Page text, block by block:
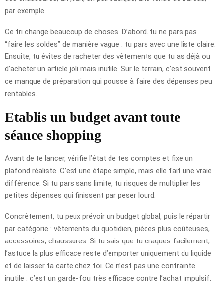
par exemple.
Ce tri change beaucoup de choses. D’abord, tu ne pars pas
“faire les soldes” de manière vague : tu pars avec une liste claire.
Ensuite, tu évites de racheter des vêtements que tu as déjà ou
d’acheter un article joli mais inutile. Sur le terrain, c’est souvent
ce manque de préparation qui pousse à faire des dépenses peu
rentables.
Etablis un budget avant toute
séance shopping
Avant de te lancer, vérifie l’état de tes comptes et fixe un
plafond réaliste. C’est une étape simple, mais elle fait une vraie
différence. Si tu pars sans limite, tu risques de multiplier les
petites dépenses qui finissent par peser lourd.
Concrètement, tu peux prévoir un budget global, puis le répartir
par catégorie : vêtements du quotidien, pièces plus coûteuses,
accessoires, chaussures. Si tu sais que tu craques facilement,
l’astuce la plus efficace reste d’emporter uniquement du liquide
et de laisser ta carte chez toi. Ce n’est pas une contrainte
inutile : c’est un garde-fou très efficace contre l’achat impulsif.